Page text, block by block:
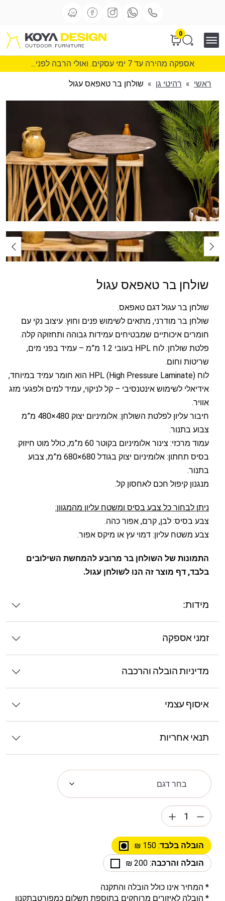
0
אספקה מהירה עד 7 ימי עסקים. ואולי הרבה לפני...
ראשי » רהיטי גן » שולחן בר טאפאס עגול
שולחן בר טאפאס עגול
שולחן בר עגול דגם טאפאס.
שולחן בר מודרני, מתאים לשימוש פנים וחוץ. עיצוב נקי עם
חומרים איכותיים שמבטיחים עמידות גבוהה ותחזוקה קלה.
פלטת שולחן: לוח HPL בעובי 1.2 מ”מ – עמיד בפני מים,
שריטות וחום.
לוח HPL (High Pressure Laminate) הוא חומר עמיד במיוחד,
אידיאלי לשימוש אינטנסיבי – קל לניקוי, עמיד למים ולפגעי מזג
אוויר.
חיבור עליון לפלטת השולחן: אלומיניום יצוק 480×480 מ”מ
צבוע בתנור.
עמוד מרכזי: צינור אלומיניום בקוטר 60 מ”מ, כולל מוט חיזוק.
בסיס תחתון: אלומיניום יצוק בגודל 680×680 מ”מ, צבוע
בתנור.
מנגנון קיפול חכם לאחסון קל.
ניתן לבחור כל צבע בסיס ומשטח עליון מהמגוון:
צבע בסיס: לבן, קרם, אפור כהה.
צבע משטח עליון: דמוי עץ או מיקס אפור.
התמונות של השולחן בר מרובע להמחשת השילובים
בלבד, דף מוצר זה הנו לשולחן עגול.
מידות:
זמני אספקה
מדיניות הובלה והרכבה
איסוף עצמי
תנאי אחריות
הובלה בלבד: 150 ₪
הובלה והרכבה: 200 ₪
* המחיר אינו כולל הובלה והתקנה
* הובלה לאיזורים מרוחקים בתוספת תשלום כמפורטבתקנון